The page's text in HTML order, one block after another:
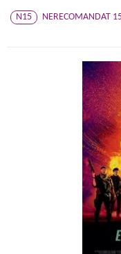
N15
NERECOMANDAT